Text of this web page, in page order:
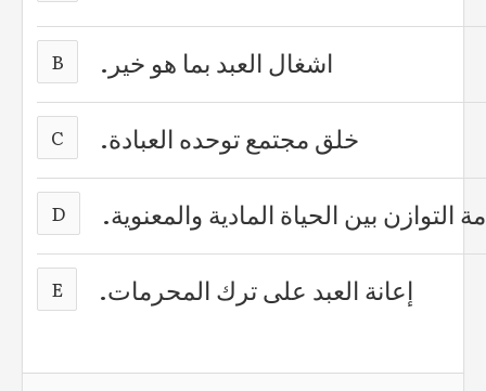
B اشغال العبد بما هو خير.
C خلق مجتمع توحده العبادة.
D التوازن بين الحياة المادية والمعنوية.
E إعانة العبد على ترك المحرمات.